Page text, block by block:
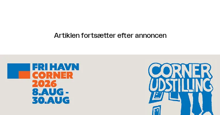
Artiklen fortsætter efter annoncen